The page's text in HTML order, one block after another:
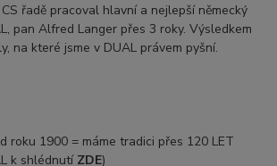
řadě pracoval hlavní a nejlepší německý
pan Alfred Langer přes 3 roky. Výsledkem
na které jsme v DUAL právem pyšní.
roku 1900 = máme tradici přes 120 LET
k shlédnutí ZDE)